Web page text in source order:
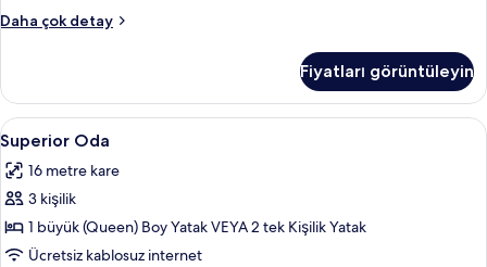
Daha çok detay
Standard
fazla
detay
Fiyatları görüntüleyin
Superior
Oda
için
tüm
fotoğrafları
görün
Superior Oda | Kaliteli yatak takımı,
7
Superior Oda
16 metre kare
3 kişilik
1 büyük (Queen) Boy Yatak VEYA 2 tek Kişilik Yatak
Ücretsiz kablosuz internet